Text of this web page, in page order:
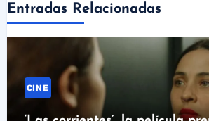
Entradas Relacionadas
CINE